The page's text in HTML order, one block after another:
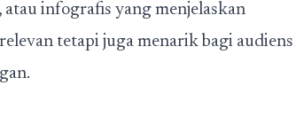
infografis yang menjelaskan
tetapi juga menarik bagi audiens